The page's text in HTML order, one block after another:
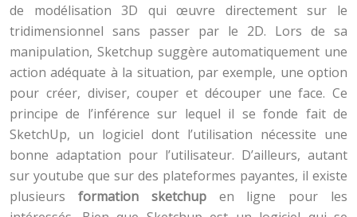
de modélisation 3D qui œuvre directement sur le
tridimensionnel sans passer par le 2D. Lors de sa
manipulation, Sketchup suggère automatiquement une
action adéquate à la situation, par exemple, une option
pour créer, diviser, couper et découper une face. Ce
principe de l’inférence sur lequel il se fonde fait de
SketchUp, un logiciel dont l’utilisation nécessite une
bonne adaptation pour l’utilisateur. D’ailleurs, autant
sur youtube que sur des plateformes payantes, il existe
plusieurs formation sketchupen ligne pour les